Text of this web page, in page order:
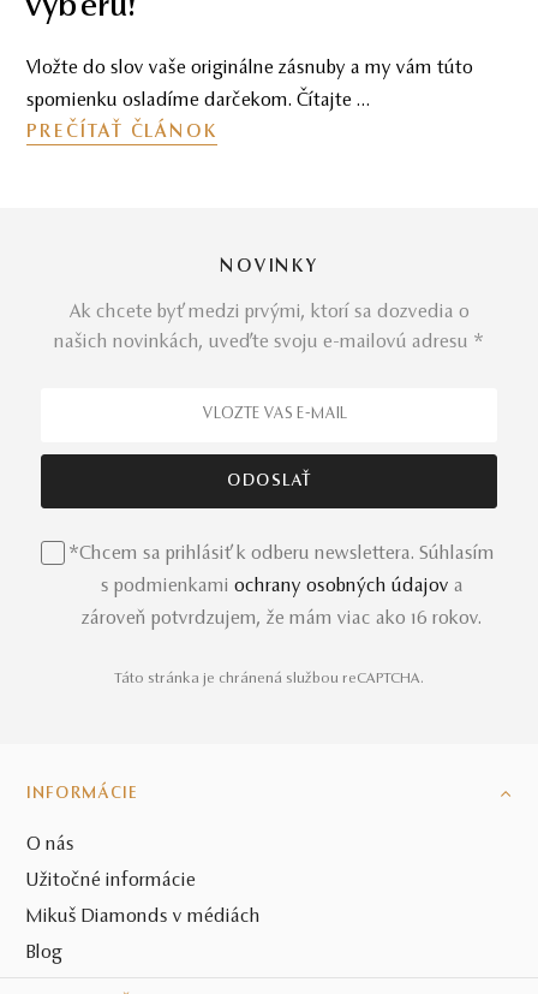
výberu!
Vložte do slov vaše originálne zásnuby a my vám túto
spomienku osladíme darčekom. Čítajte …
PREČÍTAŤ ČLÁNOK
NOVINKY
Ak chcete byť medzi prvými, ktorí sa dozvedia o
našich novinkách, uveďte svoju e-mailovú adresu *
*Chcem sa prihlásiť k odberu newslettera. Súhlasím
s podmienkami ochrany osobných údajov a
zároveň potvrdzujem, že mám viac ako 16 rokov.
Táto stránka je chránená službou reCAPTCHA.
INFORMÁCIE
O nás
Užitočné informácie
Mikuš Diamonds v médiách
Blog